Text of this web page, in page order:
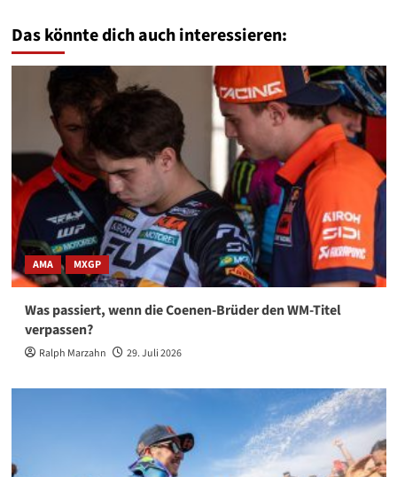
Das könnte dich auch interessieren:
AMA MXGP
Was passiert, wenn die Coenen-Brüder den WM-Titel
verpassen?
Ralph Marzahn 29. Juli 2026